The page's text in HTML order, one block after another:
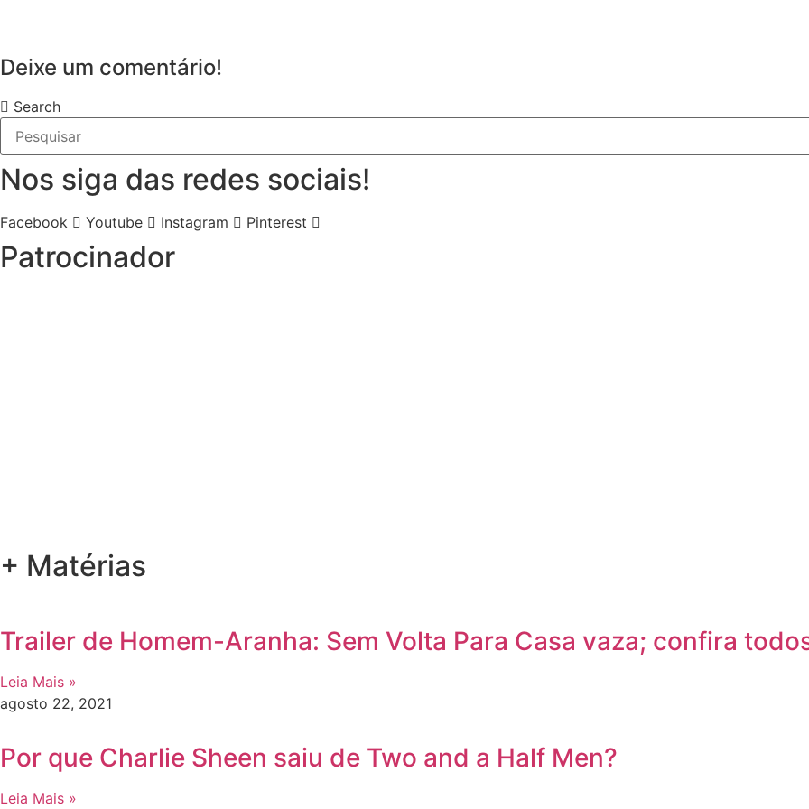
Deixe um comentário!
Search
Nos siga das redes sociais!
Facebook Youtube Instagram Pinterest
Patrocinador
+ Matérias
Trailer de Homem-Aranha: Sem Volta Para Casa vaza; confira
Leia Mais »
agosto 22, 2021
Por que Charlie Sheen saiu de Two and a Half Men?
Leia Mais »